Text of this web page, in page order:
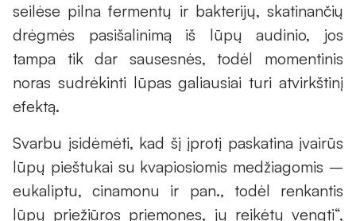
seilėse pilna fermentų ir bakterijų, skatinančių
drėgmės pasišalinimą iš lūpų audinio, jos
tampa tik dar sausesnės, todėl momentinis
noras sudrėkinti lūpas galiausiai turi atvirkštinį
efektą.
Svarbu įsidėmėti, kad šį įprotį paskatina įvairūs
lūpų pieštukai su kvapiosiomis medžiagomis –
eukaliptu, cinamonu ir pan., todėl renkantis
lūpų priežiūros priemones, jų reikėtų vengti“,